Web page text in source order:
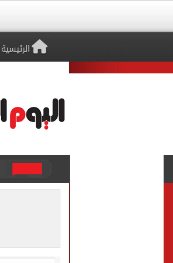
الرئيسية